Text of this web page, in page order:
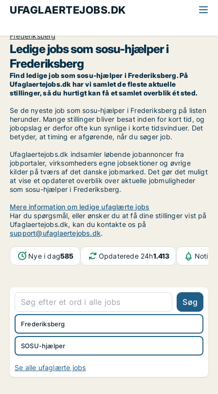
UFAGLAERTEJOBS.DK
Frederiksberg
Ledige jobs som sosu-hjælper i
Frederiksberg
Find ledige job som sosu-hjælper i Frederiksberg. På
Ufaglaertejobs.dk har vi samlet de fleste aktuelle
stillinger, så du hurtigt kan få et samlet overblik ét sted.
Se de nyeste job som sosu-hjælper i Frederiksberg på listen
herunder. Mange stillinger bliver besat inden for kort tid, og
jobopslag er derfor ofte kun synlige i korte tidsvinduer. Det
betyder, at timing er afgørende, når du søger job.
Ufaglaertejobs.dk indsamler løbende jobannoncer fra
jobportaler, virksomheders egne jobsektioner og øvrige
kilder på tværs af det danske jobmarked. Det gør det muligt
at vise et opdateret overblik over aktuelle jobmuligheder
som sosu-hjælper i Frederiksberg.
Mere information om ledige ufaglærte jobs
Har du spørgsmål, eller ønsker du at få dine stillinger vist på
Ufaglaertejobs.dk, kan du kontakte os på
support@ufaglaertejobs.dk.
Nye i dag585 Opdaterede 24h1.413
Søg
SOSU-hjælper
Frederiksberg
Se alle ufaglærte jobs